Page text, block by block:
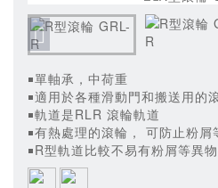
￭單軸承，中荷重
￭適用於各種滑動門和搬送用的
￭軌道是RLR 滾輪軌道
￭有熱處理的滾輪， 可防止粉屑
￭R型軌道比較不易有粉屑等異